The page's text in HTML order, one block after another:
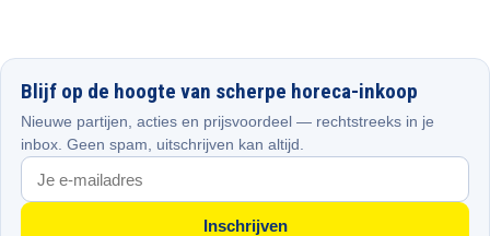
Blijf op de hoogte van scherpe horeca-inkoop
Nieuwe partijen, acties en prijsvoordeel — rechtstreeks in je
inbox. Geen spam, uitschrijven kan altijd.
Inschrijven